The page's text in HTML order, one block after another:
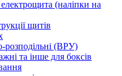
(наліпки на
щитів
(ВРУ)
та інше для боксів